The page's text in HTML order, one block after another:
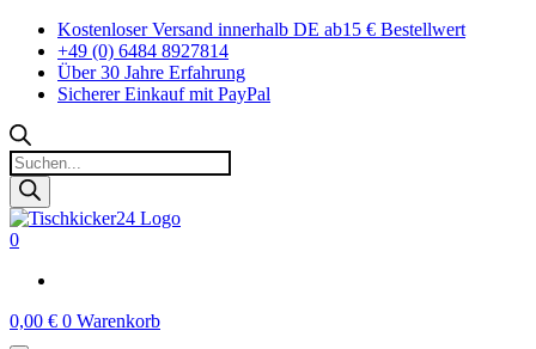
Zum
Inhalt
springen
Kostenloser Versand innerhalb DE ab15 € Bestellwert
+49 (0) 6484 8927814
Über 30 Jahre Erfahrung
Sicherer Einkauf mit PayPal
Products
search
0
0,00 € 0 Warenkorb